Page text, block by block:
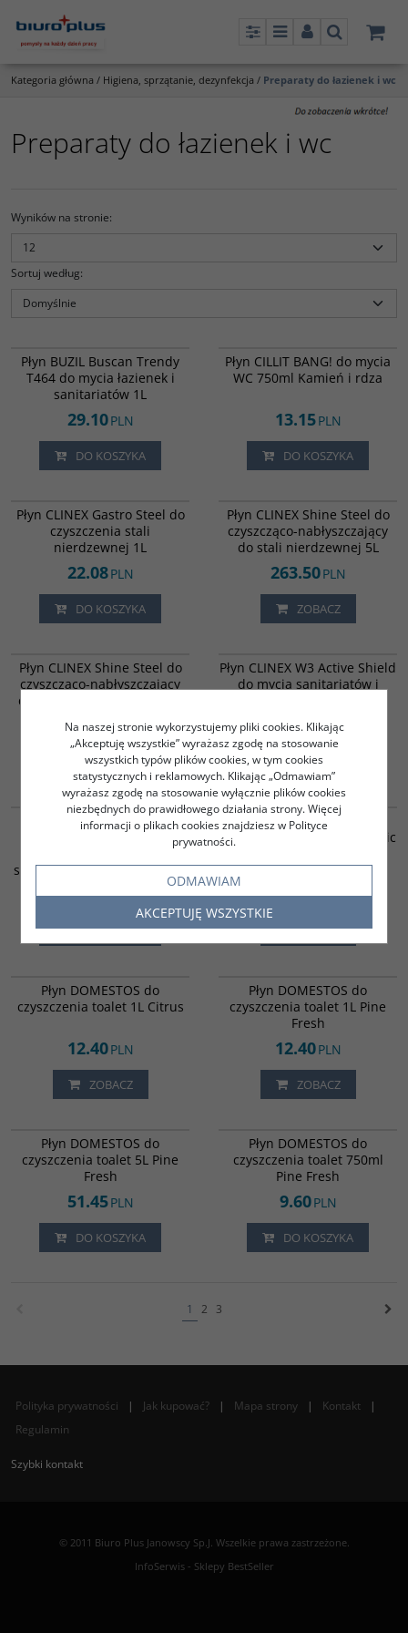
PanelMenuPanelSzukaj
Kategoria główna / Higiena, sprzątanie, dezynfekcja / Preparaty do łazienek i wc
Preparaty do łazienek i wc
Wyników na stronie:
Sortuj według:
Płyn BUZIL Buscan Trendy
T464 do mycia łazienek i
sanitariatów 1L
29.10PLN
DO KOSZYKA
Płyn CILLIT BANG! do mycia
WC 750ml Kamień i rdza
13.15PLN
DO KOSZYKA
Płyn CLINEX Gastro Steel do
czyszczenia stali
nierdzewnej 1L
22.08PLN
DO KOSZYKA
Płyn CLINEX Shine Steel do
czyszcząco-nabłyszczający
do stali nierdzewnej 5L
263.50PLN
ZOBACZ
Płyn CLINEX Shine Steel do
czyszcząco-nabłyszczający
do stali nierdzewnej 650ml
49.85PLN
DO KOSZYKA
Płyn CLINEX W3 Active Shield
do mycia sanitariatów i
27.06 PLN
DO KOSZYKA
839151
Płyn CLINEX W3 Forte do
gruntownego czyszczenia
uporczywych zabrudzeń w
sanitariatach i łazienkach 1L
30.60PLN
DO KOSZYKA
Płyn DOMESTOS do
czyszczenia toalet 1L Atlantic
12.40PLN
ZOBACZ
Płyn DOMESTOS do
czyszczenia toalet 1L Citrus
12.40PLN
ZOBACZ
Płyn DOMESTOS do
czyszczenia toalet 1L Pine
Fresh
12.40PLN
ZOBACZ
Płyn DOMESTOS do
czyszczenia toalet 5L Pine
Fresh
51.45PLN
DO KOSZYKA
Płyn DOMESTOS do
czyszczenia toalet 750ml
Pine Fresh
9.60PLN
DO KOSZYKA
1 2 3
Polityka prywatności | Jak kupować? | Mapa strony | Kontakt
|
Regulamin
Szybki kontakt
© 2011 Biuro Plus Janowscy Sp.J. Wszelkie prawa zastrzeżone.
InfoSerwis- Sklepy BestSeller
Na naszej stronie wykorzystujemy pliki cookies. Klikając
„Akceptuję wszystkie” wyrażasz zgodę na stosowanie
wszystkich typów plików cookies, w tym cookies
statystycznych i reklamowych. Klikając „Odmawiam”
wyrażasz zgodę na stosowanie wyłącznie plików cookies
niezbędnych do prawidłowego działania strony. Więcej
informacji o plikach cookies znajdziesz w Polityce
prywatności.
ODMAWIAM
AKCEPTUJĘ WSZYSTKIE